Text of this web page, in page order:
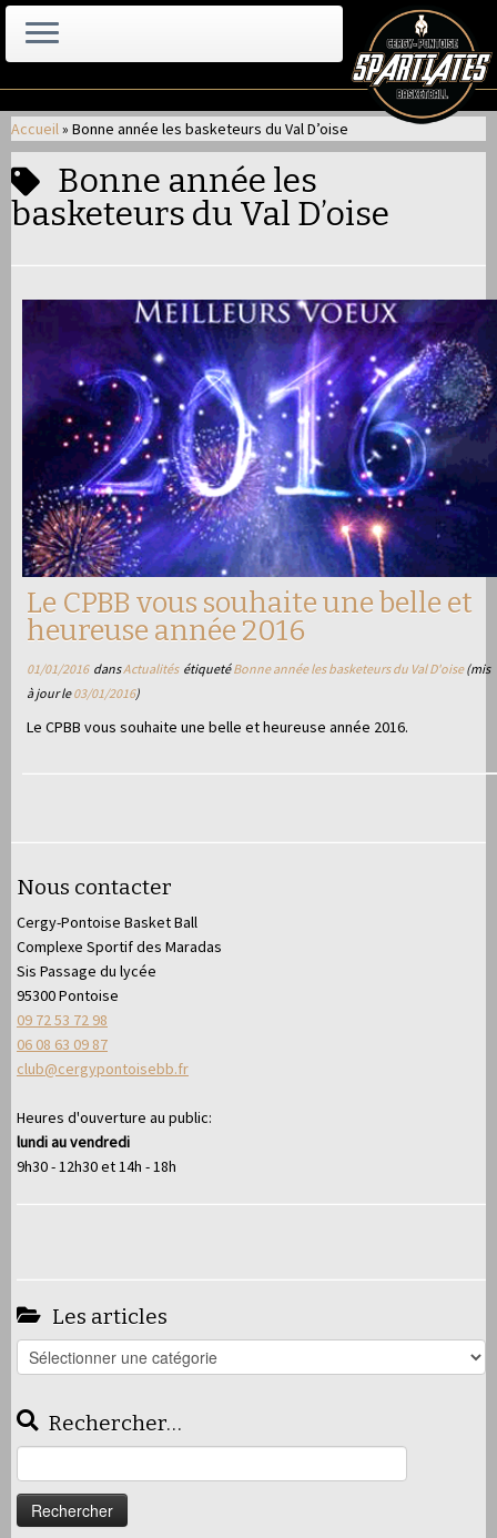
au
contenu
Accueil» Bonne année les basketeurs du Val D’oise
Bonne année les
basketeurs du Val D’oise
Le CPBB vous souhaite une belle et
heureuse année 2016
01/01/2016dansActualités étiquetéBonne année les basketeurs du Val D'oise(mis
à jour le03/01/2016)
Le CPBB vous souhaite une belle et heureuse année 2016.
Nous contacter
Cergy-Pontoise Basket Ball
Complexe Sportif des Maradas
Sis Passage du lycée
95300 Pontoise
09 72 53 72 98
06 08 63 09 87
club@cergypontoisebb.fr
Heures d'ouverture au public:
lundi au vendredi
9h30 - 12h30 et 14h - 18h
Les articles
Les
articles
Rechercher…